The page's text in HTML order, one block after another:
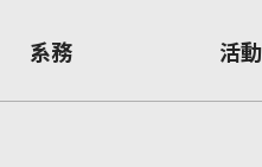
系務 活動